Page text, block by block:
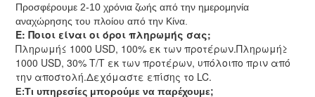
Προσφέρουμε 2-10 χρόνια ζωής από την ημερομηνία
αναχώρησης του πλοίου από την Κίνα.
Ε: Ποιοι είναι οι όροι πληρωμής σας;
Πληρωμή≤ 1000 USD, 100% εκ των προτέρων.Πληρωμή≥
1000 USD, 30% T/T εκ των προτέρων, υπόλοιπο πριν από
την αποστολή.Δεχόμαστε επίσης το LC.
Ε:Τι υπηρεσίες μπορούμε να παρέχουμε;